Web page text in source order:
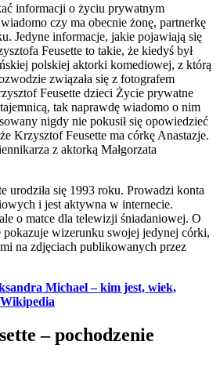
informacji o życiu prywatnym
czy ma obecnie żonę, partnerkę
Jedyne informacje, jakie pojawiają się
Feusette to takie, że kiedyś był
polskiej aktorki komediowej, z którą
związała się z fotografem
Feusette dzieci Życie prywatne
tak naprawdę wiadomo o nim
nigdy nie pokusił się opowiedzieć
Krzysztof Feusette ma córkę Anastazje.
z aktorką Małgorzata
urodziła się 1993 roku. Prowadzi konta
i jest aktywna w internecie.
o matce dla telewizji śniadaniowej. O
pokazuje wizerunku swojej jedynej córki,
na zdjęciach publikowanych przez
Michael – kim jest, wiek,
– pochodzenie